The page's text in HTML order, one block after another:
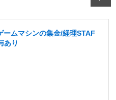
ムマシンの集金/経理STAF
あり